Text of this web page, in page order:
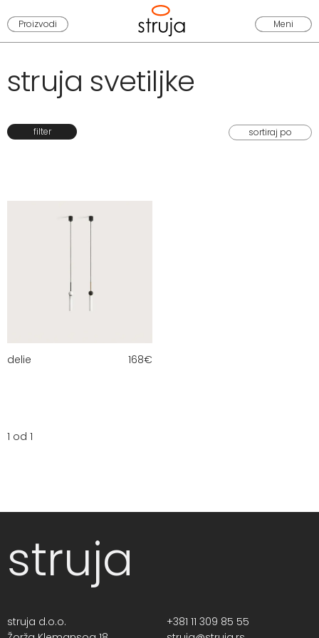
Proizvodi Meni
struja svetiljke
filter
delie 168€
1 od 1
struja
struja d.o.o.
+381 11 309 85 55